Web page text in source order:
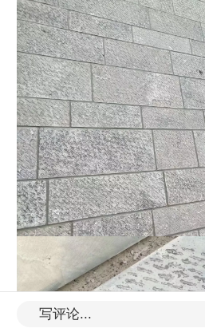
写评论...